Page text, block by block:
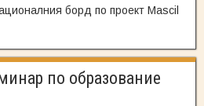
борд по проект Mascil
по образование